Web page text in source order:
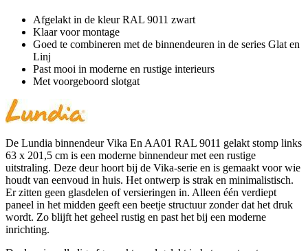
Afgelakt in de kleur RAL 9011 zwart
Klaar voor montage
Goed te combineren met de binnendeuren in de series Glat en
Linj
Past mooi in moderne en rustige interieurs
Met voorgeboord slotgat
De Lundia binnendeur Vika En AA01 RAL 9011 gelakt stomp links
63 x 201,5 cm is een moderne binnendeur met een rustige
uitstraling. Deze deur hoort bij de Vika-serie en is gemaakt voor wie
houdt van eenvoud in huis. Het ontwerp is strak en minimalistisch.
Er zitten geen glasdelen of versieringen in. Alleen één verdiept
paneel in het midden geeft een beetje structuur zonder dat het druk
wordt. Zo blijft het geheel rustig en past het bij een moderne
inrichting.